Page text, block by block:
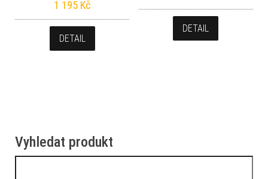
1 195 Kč
DETAIL
DETAIL
Vyhledat produkt